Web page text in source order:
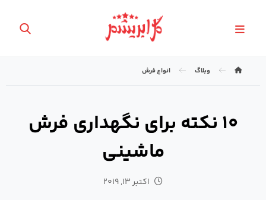
وبلاگ انواع فرش
۱۰ نکته برای نگهداری فرش
ماشینی
اکتبر ۱۳, ۲۰۱۹